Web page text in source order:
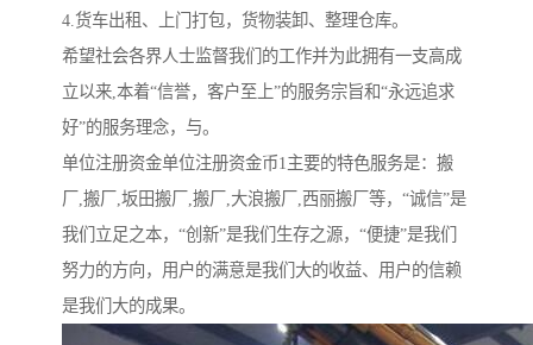
4.货车出租、上门打包，货物装卸、整理仓库。
希望社会各界人士监督我们的工作并为此拥有一支高成
立以来,本着“信誉，客户至上”的服务宗旨和“永远追求
好”的服务理念，与。
单位注册资金单位注册资金币1主要的特色服务是：搬
厂,搬厂,坂田搬厂,搬厂,大浪搬厂,西丽搬厂等，“诚信”是
我们立足之本，“创新”是我们生存之源，“便捷”是我们
努力的方向，用户的满意是我们大的收益、用户的信赖
是我们大的成果。